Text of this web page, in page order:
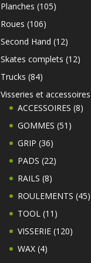
produits
Planches 105105
Roues 106106
produits
Second Hand 1212
produits
Skates complets 1212
Trucks 8484
produits
Visseries et accessoires
ACCESSOIRES 88
GOMMES 51 51
GRIP 3636
produits
PADS 2222
RAILS 88
produits
ROULEMENTS 4545
TOOL 11 11
produits
VISSERIE 120120
WAX 44